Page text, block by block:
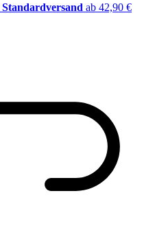
ab 42,90 €